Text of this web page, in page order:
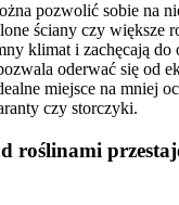
pozwolić sobie na
ściany czy większe
klimat i zachęcają do
oderwać się od
miejsce na mniej
czy storczyki.
roślinami